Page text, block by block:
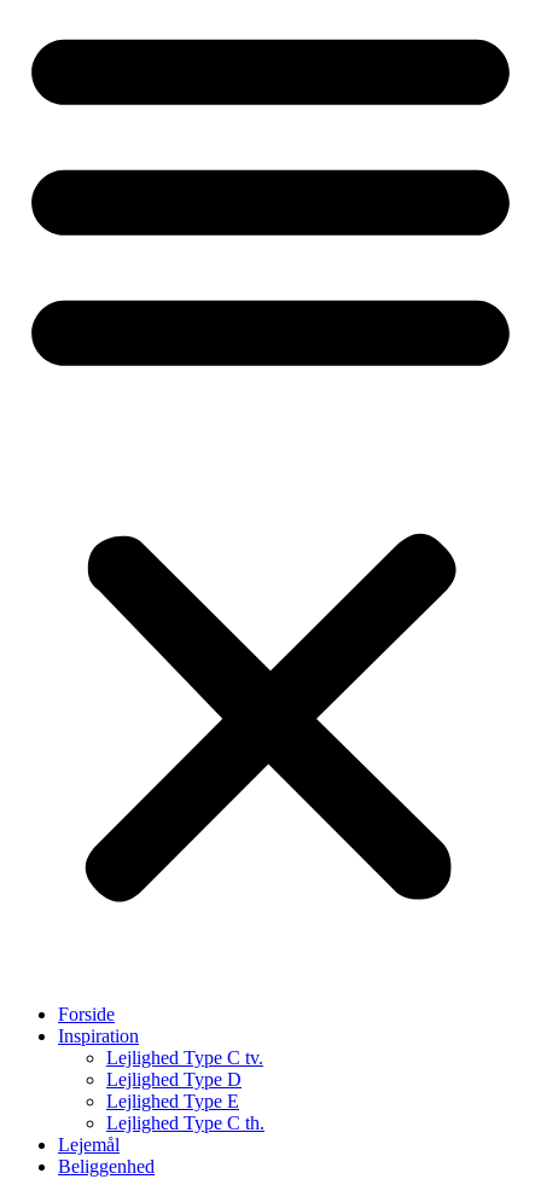
Forside
Inspiration
Lejlighed Type C tv.
Lejlighed Type D
Lejlighed Type E
Lejlighed Type C th.
Lejemål
Beliggenhed